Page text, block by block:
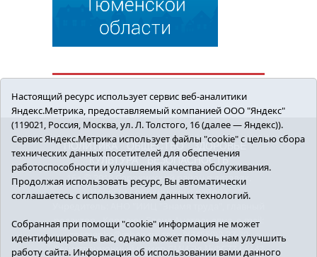
ПОЛИТИКА ОБЩЕСТВО
ЗДОРОВЬЕ
КУЛЬТУРА
БЕЗОПАСНОСТЬ
16+ © 2018 Сорокинский район в деталях.
Новости Сорокинского района
редактор - Королюк Елена Анатольевна, e-mail:
znamenka@inbox.ru, тел.: 8(34550)2-27-30
Регистрационный номер СМИ Эл №ФС77-69142
Настоящий ресурс использует сервис веб-аналитики
Яндекс.Метрика, предоставляемый компанией ООО "Яндекс"
(119021, Россия, Москва, ул. Л. Толстого, 16 (далее — Яндекс)).
Сервис Яндекс.Метрика использует файлы "cookie" с целью сбора
технических данных посетителей для обеспечения
работоспособности и улучшения качества обслуживания.
Продолжая использовать ресурс, Вы автоматически
соглашаетесь с использованием данных технологий.
Собранная при помощи "cookie" информация не может
идентифицировать вас, однако может помочь нам улучшить
работу сайта. Информация об использовании вами данного